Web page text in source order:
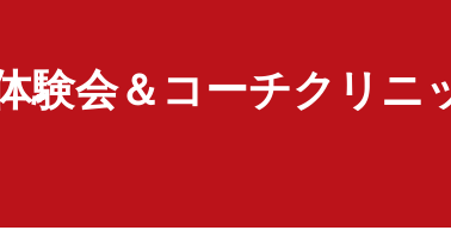
験会＆コーチクリ